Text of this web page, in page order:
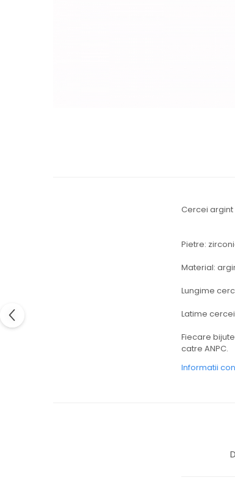
Cercei argint
Pietre:
Material:
Lungime
Latime
Fiecare
catre ANPC.
Informatii